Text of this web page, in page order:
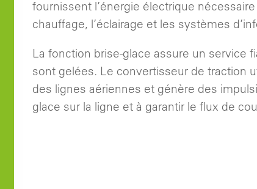
fournissent l’énergie électrique
chauffage, l’éclairage et les systèmes
La fonction brise-glace assure un service
sont gelées. Le convertisseur de traction
des lignes aériennes et génère des
glace sur la ligne et à garantir le flux de